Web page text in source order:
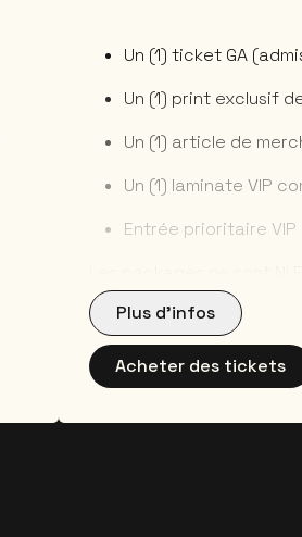
Un (1) ticket GA
Un (1) print exclusif
Un (1) article de
Un (1) laminate VIP
Entrée prioritaire VIP
Les remboursements ne
annulation du show ou
également PAS
en possession de leur
client dans la semaine
Plus d’infos
Acheter des tickets